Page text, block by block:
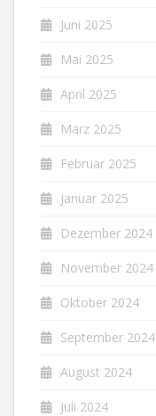
Juni 2025
Mai 2025
April 2025
März 2025
Februar 2025
Januar 2025
Dezember 2024
November 2024
Oktober 2024
September 2024
August 2024
Juli 2024